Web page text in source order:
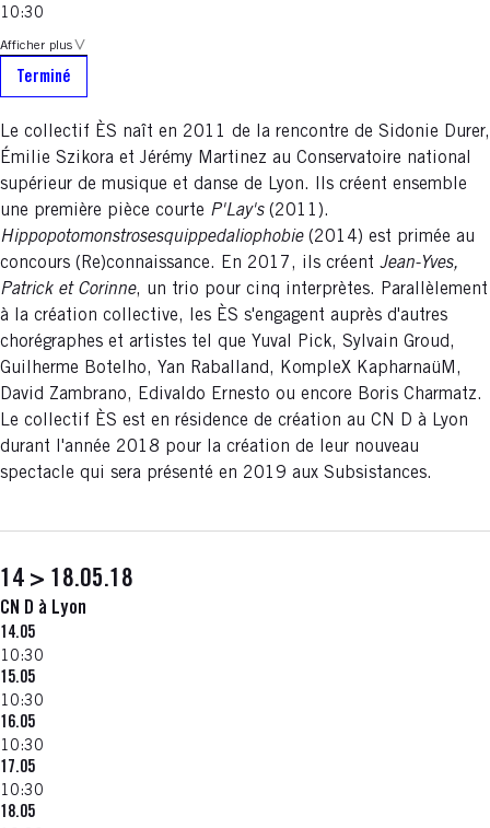
10:30
Afficher plus
Terminé
Le collectif ÈS naît en 2011 de la rencontre de Sidonie Durer,
Émilie Szikora et Jérémy Martinez au Conservatoire national
supérieur de musique et danse de Lyon. Ils créent ensemble
une première pièce courte P'Lay's(2011).
Hippopotomonstrosesquippedaliophobie(2014) est primée au
concours (Re)connaissance. En 2017, ils créent Jean-Yves,
Patrick et Corinne, un trio pour cinq interprètes. Parallèlement
à la création collective, les ÈS s'engagent auprès d'autres
chorégraphes et artistes tel que Yuval Pick, Sylvain Groud,
Guilherme Botelho, Yan Raballand, KompleX KapharnaüM,
David Zambrano, Edivaldo Ernesto ou encore Boris Charmatz.
Le collectif ÈS est en résidence de création au CN D à Lyon
durant l'année 2018 pour la création de leur nouveau
spectacle qui sera présenté en 2019 aux Subsistances.
14 > 18.05.18
CN D à Lyon
14.05
10:30
15.05
10:30
16.05
10:30
17.05
10:30
18.05